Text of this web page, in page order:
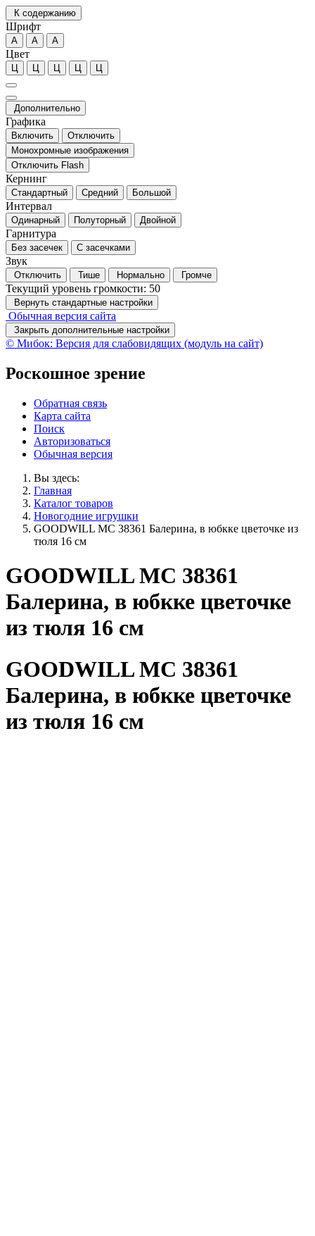
К содержанию
Шрифт
А А А
Цвет
Ц Ц Ц Ц Ц
Дополнительно
Графика
Включить
Отключить
Монохромные изображения
Отключить Flash
Кернинг
Стандартный Средний Большой
Интервал
Одинарный Полуторный Двойной
Гарнитура
Без засечек С засечками
Звук
Отключить Тише Нормально Громче
Текущий уровень громкости: 50
Вернуть стандартные настройки
Обычная версия сайта
Закрыть дополнительные настройки
© Мибок: Версия для слабовидящих (модуль на сайт)
Роскошное зрение
Обратная связь
Карта сайта
Поиск
Авторизоваться
Обычная версия
Вы здесь:
Главная
Каталог товаров
Новогодние игрушки
GOODWILL MC 38361 Балерина, в юбкке цветочке из
тюля 16 см
GOODWILL MC 38361
Балерина, в юбкке цветочке
из тюля 16 см
GOODWILL MC 38361
Балерина, в юбкке цветочке
из тюля 16 см